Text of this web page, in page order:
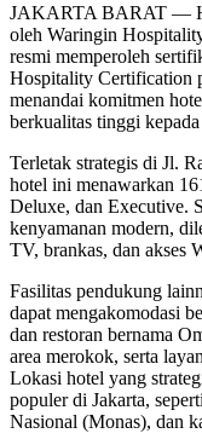
JAKARTA BARAT —
oleh Waringin
resmi memperoleh
Hospitality Certification
menandai komitmen
berkualitas tinggi
Terletak strategis di Jl.
hotel ini menawarkan
Deluxe, dan Executive.
kenyamanan modern,
TV, brankas, dan akses
Fasilitas pendukung
dapat mengakomodasi
dan restoran bernama
area merokok, serta
Lokasi hotel yang
populer di Jakarta,
Nasional (Monas), dan